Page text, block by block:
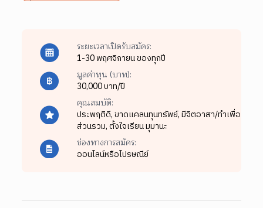
ระยะเวลาเปิดรับสมัคร:
1-30 พฤศจิกายน ของทุกปี
มูลค่าทุน (บาท):
30,000 บาท/ปี
คุณสมบัติ:
ประพฤติดี,ขาดแคลนทุนทรัพย์,มีจิตอาสา/ทำเพื่อ
ส่วนรวม,ตั้งใจเรียน มุมานะ
ช่องทางการสมัคร:
ออนไลน์หรือไปรษณีย์